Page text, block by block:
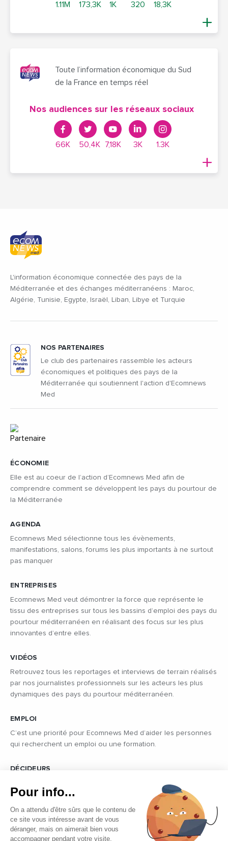
1.11M 173,3K 1K 320 18,3K
Toute l’information économique du Sud
de la France en temps réel
Nos audiences sur les réseaux sociaux
66K 50,4K 7,18K 3K 1.3K
L'information économique connectée des pays de la
Méditerranée et des échanges méditerranéens : Maroc,
Algérie, Tunisie, Egypte, Israël, Liban, Libye et Turquie
ÉCONOMIE
Elle est au coeur de l’action d’Ecomnews Med afin de
comprendre comment se développent les pays du pourtour de
la Méditerranée
AGENDA
Ecomnews Med sélectionne tous les évènements,
manifestations, salons, forums les plus importants à ne surtout
pas manquer
ENTREPRISES
Ecomnews Med veut démontrer la force que représente le
tissu des entreprises sur tous les bassins d’emploi des pays du
pourtour méditerranéen en réalisant des focus sur les plus
innovantes d’entre elles.
VIDÉOS
Retrouvez tous les reportages et interviews de terrain réalisés
par nos journalistes professionnels sur les acteurs les plus
dynamiques des pays du pourtour méditerranéen.
EMPLOI
C’est une priorité pour Ecomnews Med d’aider les personnes
qui recherchent un emploi ou une formation.
DÉCIDEURS
Quels sont les décideurs qui font l’actualité économique et
politique des pays du pourtour de la Méditerranée.
NOS PARTENAIRES
Le club des partenaires rassemble les acteurs
économiques et politiques des pays de la
Méditerranée qui soutiennent l'action d'Ecomnews
Med
Pour info...
On a attendu d'être sûrs que le contenu de
ce site vous intéresse avant de vous
déranger, mais on aimerait bien vous
accompagner pendant votre visite.